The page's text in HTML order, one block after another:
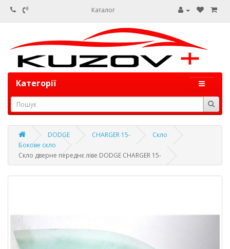
Каталог
Категорії
DODGE CHARGER 15-
Скло
Бокове скло
Скло дверне переднє ліве DODGE CHARGER 15-